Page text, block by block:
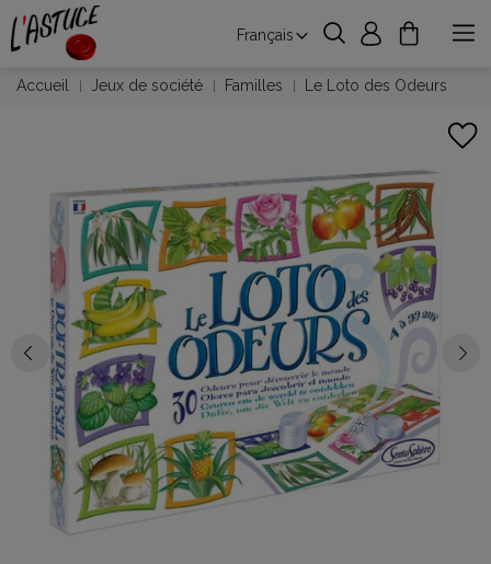
Français
Accueil Jeux de société Familles Le Loto des Odeurs